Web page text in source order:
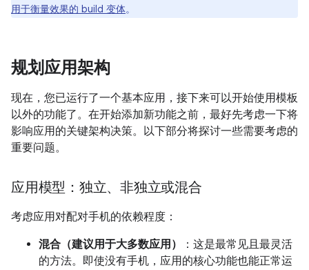
用于衡量效果的 build 变体。
规划应用架构
现在，您已运行了一个基本应用，接下来可以开始使用模板
以外的功能了。在开始添加新功能之前，最好先考虑一下将
影响应用的关键架构决策。以下部分将探讨一些需要考虑的
重要问题。
应用模型：独立、非独立或混合
考虑应用对配对手机的依赖程度：
混合（建议用于大多数应用）
：这是最常见且最灵活
的方法。即使没有手机，应用的核心功能也能正常运